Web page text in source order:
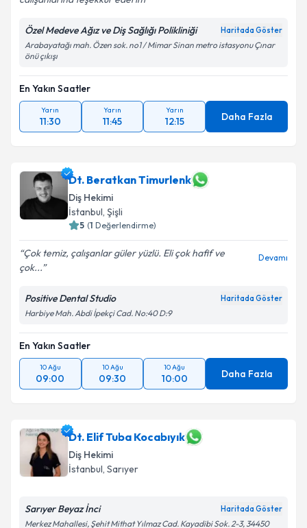
Kişisel verilerimin işlenmesine ilişkin
Aydınlatma
Metni'ni okudum ve kişisel verilerimin belirtilen
Takvim Talebini Gönder
Özel Medeve Ağız ve Diş Sağlığı Polikliniği Haritada Göster
Arabayatağı mah. Özen sok. no1 / Mimar Sinan metro istasyonu Çınar
önü çıkışı
En Yakın Saatler
Yarın
11:30
Yarın
11:45
Yarın
12:15 Daha Fazla
Dt. Beratkan Timurlenk
Diş Hekimi
İstanbul, Şişli
5 (1 Değerlendirme)
Çok temiz, çalışanlar güler yüzlü. Eli çok hafif ve
çok...
Devamı
Positive Dental Studio Haritada Göster
Harbiye Mah. Abdi İpekçi Cad. No:40 D:9
En Yakın Saatler
10 Ağu
09:00
10 Ağu
09:30
10 Ağu
10:00 Daha Fazla
Dt. Elif Tuba Kocabıyık
Diş Hekimi
İstanbul, Sarıyer
Sarıyer Beyaz İnci Haritada Göster
Merkez Mahallesi, Şehit Mithat Yılmaz Cad. Kayadibi Sok. 2-3, 34450